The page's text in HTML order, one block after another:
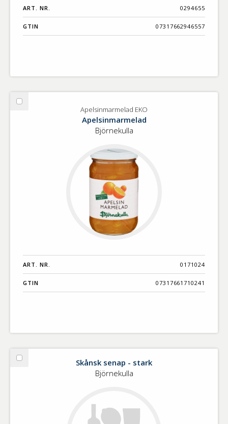
ART. NR. 0294655
GTIN 07317662946557
Välj
Apelsinmarmelad EKO
Apelsinmarmelad
Björnekulla
ART. NR. 0171024
GTIN 07317661710241
Välj
Skånsk senap - stark
Björnekulla